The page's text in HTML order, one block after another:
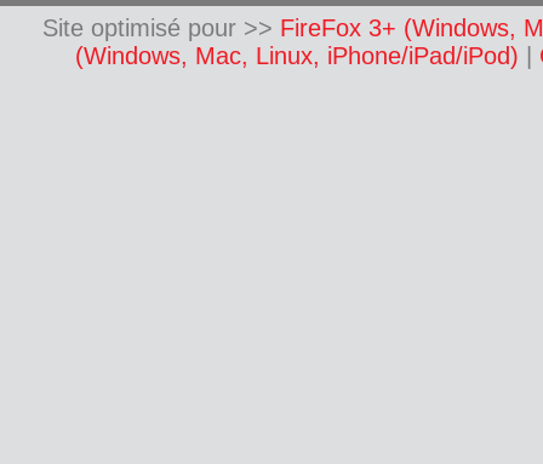
Site optimisé pour >> FireFox 3+ (Windows,
(Windows, Mac, Linux, iPhone/iPad/iPod)